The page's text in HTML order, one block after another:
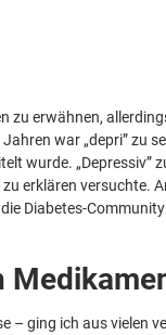
zu erwähnen,
war „depri” zu
wurde. „Depressiv”
erklären versuchte.
Diabetes-
– ging ich aus vielen